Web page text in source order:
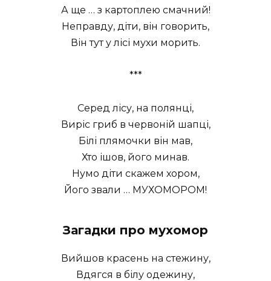
А ще … з картоплею смачний!
Неправду, діти, він говорить,
Він тут у лісі мухи морить.
***
Серед лісу, на полянці,
Виріс гриб в червоній шапці,
Білі плямочки він мав,
Хто ішов, його минав.
Нумо діти скажем хором,
Його звали … МУХОМОРОМ!
Загадки про мухомор
Вийшов красень на стежину,
Вдягся в білу одежину,